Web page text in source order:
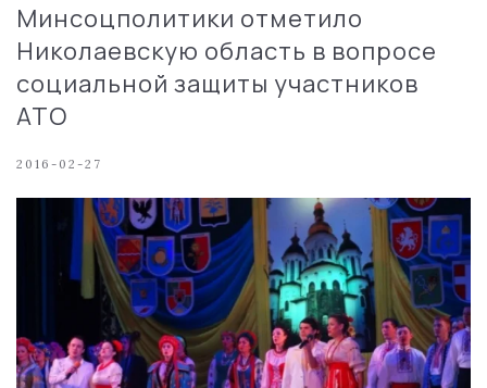
Минсоцполитики отметило
Николаевскую область в вопросе
социальной защиты участников
АТО
2016-02-27